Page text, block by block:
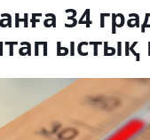
34
ыстық